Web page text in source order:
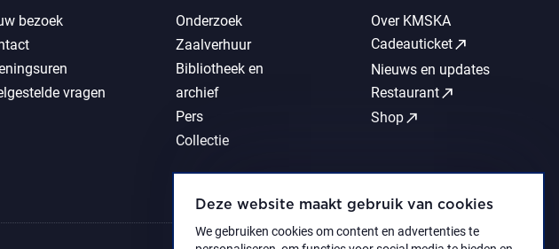
Deze website maakt gebruik van cookies
We gebruiken cookies om content en advertenties te
bezoek
vragen
Onderzoek
Zaalverhuur
Bibliotheek en
archief
Pers
Collectie
Over KMSKA
Cadeauticketcall_made
Nieuws en updates
Restaurantcall_made
Shopcall_made